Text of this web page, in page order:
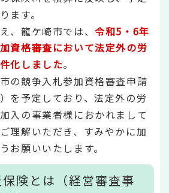
ます。
、龍ケ崎市では、令和5・6年
資格審査において法定外の労
化しました。
の競争入札参加資格審査申請
）を予定しており、法定外の労
入の事業者様におかれまして
理解いただき、すみやかに加
お願いいたします。
険とは（経営審査事